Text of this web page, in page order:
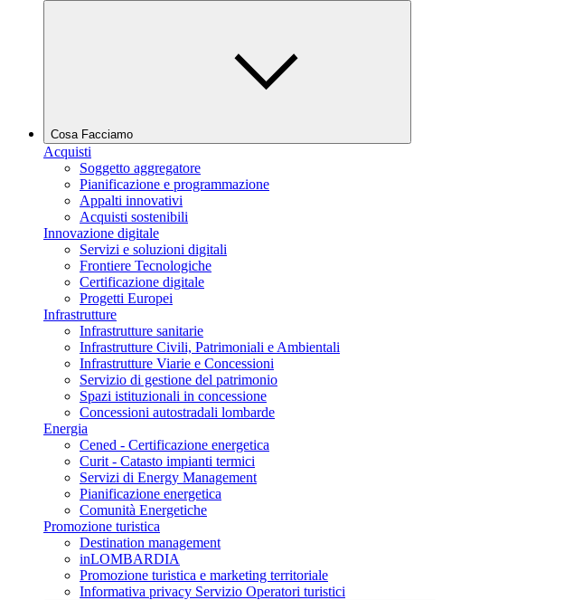
Cosa Facciamo
Acquisti
Soggetto aggregatore
Pianificazione e programmazione
Appalti innovativi
Acquisti sostenibili
Innovazione digitale
Servizi e soluzioni digitali
Frontiere Tecnologiche
Certificazione digitale
Progetti Europei
Infrastrutture
Infrastrutture sanitarie
Infrastrutture Civili, Patrimoniali e Ambientali
Infrastrutture Viarie e Concessioni
Servizio di gestione del patrimonio
Spazi istituzionali in concessione
Concessioni autostradali lombarde
Energia
Cened - Certificazione energetica
Curit - Catasto impianti termici
Servizi di Energy Management
Pianificazione energetica
Comunità Energetiche
Promozione turistica
Destination management
inLOMBARDIA
Promozione turistica e marketing territoriale
Informativa privacy Servizio Operatori turistici